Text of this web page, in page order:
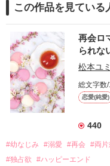
この作品を見ている
再会ロ
られな
松本ユミ
総文字数
恋愛(純愛)
440
#幼なじみ #溺愛 #再会 #両
#独占欲
#ハッピーエンド